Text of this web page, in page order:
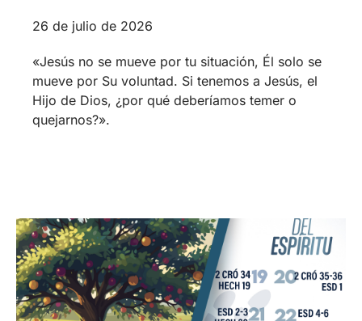
26 de julio de 2026
«Jesús no se mueve por tu situación, Él solo se
mueve por Su voluntad. Si tenemos a Jesús, el
Hijo de Dios, ¿por qué deberíamos temer o
quejarnos?».